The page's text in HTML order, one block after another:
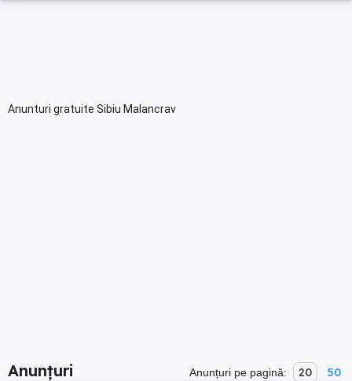
Anunturi gratuite Sibiu Malancrav
Anunțuri Anunțuri pe pagină: 20 50